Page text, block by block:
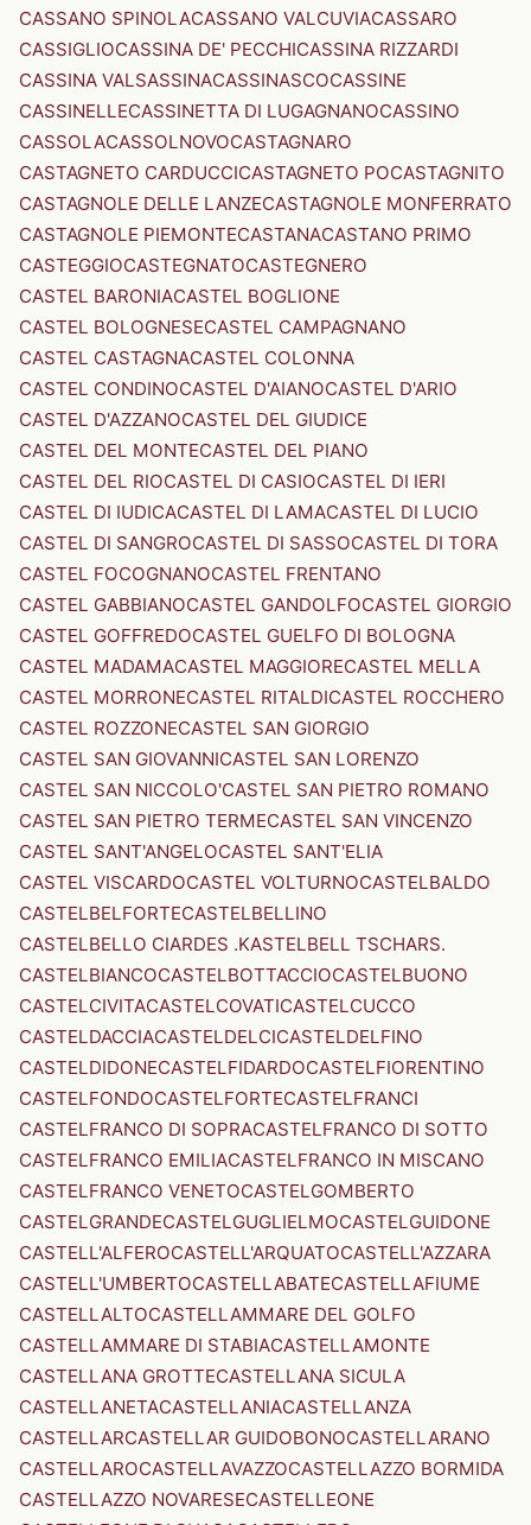
CASSANO SPINOLACASSANO VALCUVIACASSARO
CASSIGLIOCASSINA DE' PECCHICASSINA RIZZARDI
CASSINA VALSASSINACASSINASCOCASSINE
CASSINELLECASSINETTA DI LUGAGNANOCASSINO
CASSOLACASSOLNOVOCASTAGNARO
CASTAGNETO CARDUCCICASTAGNETO POCASTAGNITO
CASTAGNOLE DELLE LANZECASTAGNOLE MONFERRATO
CASTAGNOLE PIEMONTECASTANACASTANO PRIMO
CASTEGGIOCASTEGNATOCASTEGNERO
CASTEL BARONIACASTEL BOGLIONE
CASTEL BOLOGNESECASTEL CAMPAGNANO
CASTEL CASTAGNACASTEL COLONNA
CASTEL CONDINOCASTEL D'AIANOCASTEL D'ARIO
CASTEL D'AZZANOCASTEL DEL GIUDICE
CASTEL DEL MONTECASTEL DEL PIANO
CASTEL DEL RIOCASTEL DI CASIOCASTEL DI IERI
CASTEL DI IUDICACASTEL DI LAMACASTEL DI LUCIO
CASTEL DI SANGROCASTEL DI SASSOCASTEL DI TORA
CASTEL FOCOGNANOCASTEL FRENTANO
CASTEL GABBIANOCASTEL GANDOLFOCASTEL GIORGIO
CASTEL GOFFREDOCASTEL GUELFO DI BOLOGNA
CASTEL MADAMACASTEL MAGGIORECASTEL MELLA
CASTEL MORRONECASTEL RITALDICASTEL ROCCHERO
CASTEL ROZZONECASTEL SAN GIORGIO
CASTEL SAN GIOVANNICASTEL SAN LORENZO
CASTEL SAN NICCOLO'CASTEL SAN PIETRO ROMANO
CASTEL SAN PIETRO TERMECASTEL SAN VINCENZO
CASTEL SANT'ANGELOCASTEL SANT'ELIA
CASTEL VISCARDOCASTEL VOLTURNOCASTELBALDO
CASTELBELFORTECASTELBELLINO
CASTELBELLO CIARDES .KASTELBELL TSCHARS.
CASTELBIANCOCASTELBOTTACCIOCASTELBUONO
CASTELCIVITACASTELCOVATICASTELCUCCO
CASTELDACCIACASTELDELCICASTELDELFINO
CASTELDIDONECASTELFIDARDOCASTELFIORENTINO
CASTELFONDOCASTELFORTECASTELFRANCI
CASTELFRANCO DI SOPRACASTELFRANCO DI SOTTO
CASTELFRANCO EMILIACASTELFRANCO IN MISCANO
CASTELFRANCO VENETOCASTELGOMBERTO
CASTELGRANDECASTELGUGLIELMOCASTELGUIDONE
CASTELL'ALFEROCASTELL'ARQUATOCASTELL'AZZARA
CASTELL'UMBERTOCASTELLABATECASTELLAFIUME
CASTELLALTOCASTELLAMMARE DEL GOLFO
CASTELLAMMARE DI STABIACASTELLAMONTE
CASTELLANA GROTTECASTELLANA SICULA
CASTELLANETACASTELLANIACASTELLANZA
CASTELLARCASTELLAR GUIDOBONOCASTELLARANO
CASTELLAROCASTELLAVAZZOCASTELLAZZO BORMIDA
CASTELLAZZO NOVARESECASTELLEONE